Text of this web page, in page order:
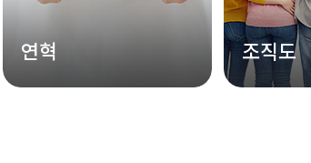
연혁 조직도